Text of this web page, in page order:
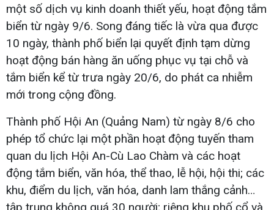
một số dịch vụ kinh doanh thiết yếu, hoạt động tắm
biển từ ngày 9/6. Song đáng tiếc là vừa qua được
10 ngày, thành phố biển lại quyết định tạm dừng
hoạt động bán hàng ăn uống phục vụ tại chỗ và
tắm biển kể từ trưa ngày 20/6, do phát ca nhiễm
mới trong cộng đồng.
Thành phố Hội An (Quảng Nam) từ ngày 8/6 cho
phép tổ chức lại một phần hoạt động tuyến tham
quan du lịch Hội An-Cù Lao Chàm và các hoạt
động tắm biển, văn hóa, thể thao, lễ hội, hội thi; các
khu, điểm du lịch, văn hóa, danh lam thắng cảnh…
tập trung không quá 30 người; riêng khu phố cổ và